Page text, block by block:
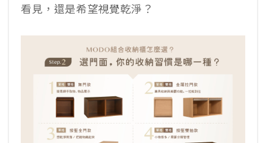
看見，還是希望視覺乾淨？